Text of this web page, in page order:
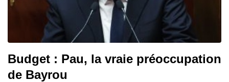
Budget : Pau, la vraie préoccupation
de Bayrou